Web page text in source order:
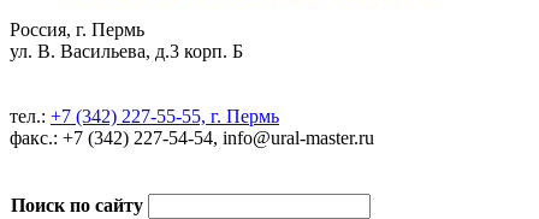
Россия, г. Пермь
ул. В. Васильева, д.3 корп. Б
тел.: +7 (342) 227-55-55, г. Пермь
факс.: +7 (342) 227-54-54, info@ural-master.ru
Поиск по сайту